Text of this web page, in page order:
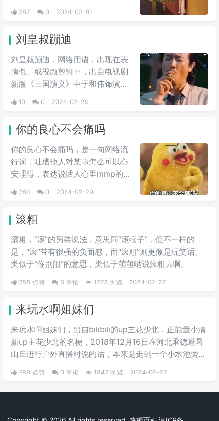
玛完全是以友人的关系相处，但是
说到头卡尔玛也是夏亚的仇人扎比
中，自然是盘算着何时送葬这位“友
人”，尽管夏亚也承认卡尔玛作为友
人不错，不过还是用计谋误导他陷
入被击落的境地，并且大笑。
382 0 2024-03-01
刘皇叔蹦迪
刘皇叔蹦迪，网络用语，出现在表
情包、或视频剪辑中，出自电视剧
新版《三国演义》中于和伟饰演的
戏》中于和伟饰演的张总在海岛上
反差，鬼畜视频收到很多人的喜
爱，由于这个背景音乐很上头，引
起很多抖友跟风。
10 0 2024-02-29
你的良心不会痛吗
你的良心不会痛吗，是一句网络流
行词，吐槽他人对某事怎么可以心
安理得，表达说话人心里mmp的心
情。这里的“痛”含有“内疚、愧疚、
不好意思”等含义，并不是“疼痛”的
会内疚吗，来源于热图鹦鹉兄弟表
情包，火于知乎，该词也被《咬文
嚼字》评为2017年度十大流行语之
一，现在多用于聊天中的表情包。
384 0 2024-02-29
滚粗
滚粗，“滚”的另类说法，意思同“滚犊子”，但不一样的
是，“滚”带有很强的负面感，而“滚粗”则更像是玩笑话。
类似于“你别闹”的意思，类似于萌萌哒说滚粗去啊。
385 点赞 0 评论 1773 浏览 2024-02-27
来玩水啊姐妹们
来玩水啊姐妹们，出自bilibili的up主花少北，正能量小清
新up主花少北的名梗，2018年12月16日在河北承德避暑
山庄进行户外直播时说的话，本来是走到一个小水池旁
说“来玩水啊姐妹们”，但是up在此之后滑了一跤，一摔成
名，导致此梗在他的粉丝圈里一直流传着这个梗。
389 点赞 0 评论 1842 浏览 2024-02-27